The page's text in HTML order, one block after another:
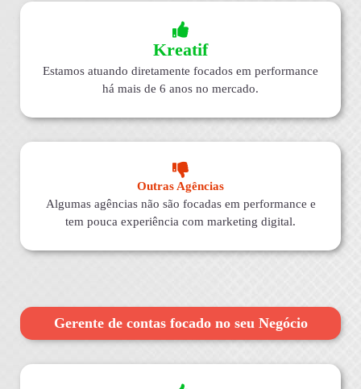
Kreatif
Estamos atuando diretamente focados em performance
há mais de 6 anos no mercado.
Outras Agências
Algumas agências não são focadas em performance e
tem pouca experiência com marketing digital.
Gerente de contas focado no seu Negócio